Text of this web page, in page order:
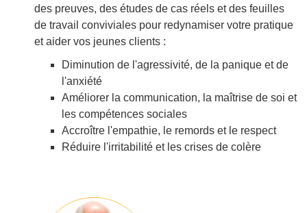
des preuves, des études de cas réels et des feuilles
de travail conviviales pour redynamiser votre pratique
et aider vos jeunes clients :
Diminution de l'agressivité, de la panique et de
l'anxiété
Améliorer la communication, la maîtrise de soi et
les compétences sociales
Accroître l'empathie, le remords et le respect
Réduire l'irritabilité et les crises de colère